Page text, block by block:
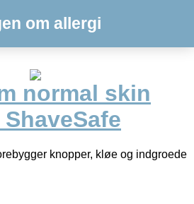
om allergi
normal skin
knopper, kløe og indgroede